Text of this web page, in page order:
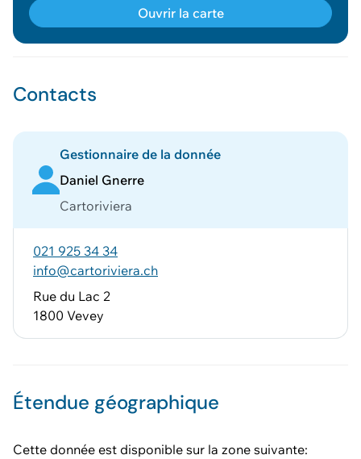
Contacts
Gestionnaire de la donnée
Daniel Gnerre
Cartoriviera
021 925 34 34
info@cartoriviera.ch
Rue du Lac 2
1800 Vevey
Étendue géographique
Cette donnée est disponible sur la zone suivante:
Ouvrir la carte